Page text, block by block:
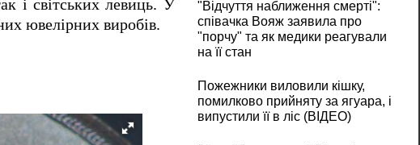
і світських левиць. У
ювелірних виробів.
"Відчуття наближення смерті":
співачка Вояж заявила про
"порчу" та як медики реагували
на її стан
Пожежники виловили кішку,
помилково прийняту за ягуара, і
випустили її в ліс (ВІДЕО)